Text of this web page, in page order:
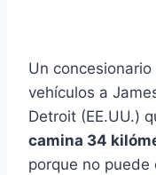
Un
vehículos a
Detroit (EE.UU.)
camina 34
porque no puede